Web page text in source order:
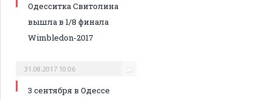
Одесситка Свитолина
вышла в 1/8 финала
Wimbledon-2017
31.08.2017 10:06
3 сентября в Одессе